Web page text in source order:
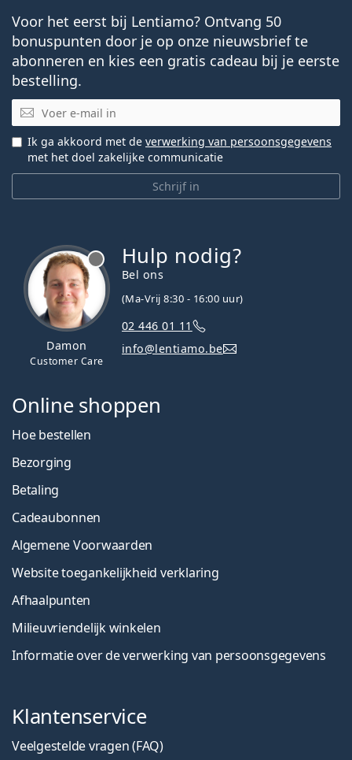
Voor het eerst bij Lentiamo? Ontvang 50
bonuspunten door je op onze nieuwsbrief te
abonneren en kies een gratis cadeau bij je eerste
bestelling.
E-mail
Schrijf in
Ik ga akkoord met de verwerking van persoonsgegevens
met het doel zakelijke communicatie
Damon
Customer Care
Hulp nodig?
Bel ons
(Ma-Vrij 8:30 - 16:00 uur)
02 446 01 11
info@lentiamo.be
Online shoppen
Hoe bestellen
Bezorging
Betaling
Cadeaubonnen
Algemene Voorwaarden
Website toegankelijkheid verklaring
Afhaalpunten
Milieuvriendelijk winkelen
Informatie over de verwerking van persoonsgegevens
Klantenservice
Veelgestelde vragen (FAQ)